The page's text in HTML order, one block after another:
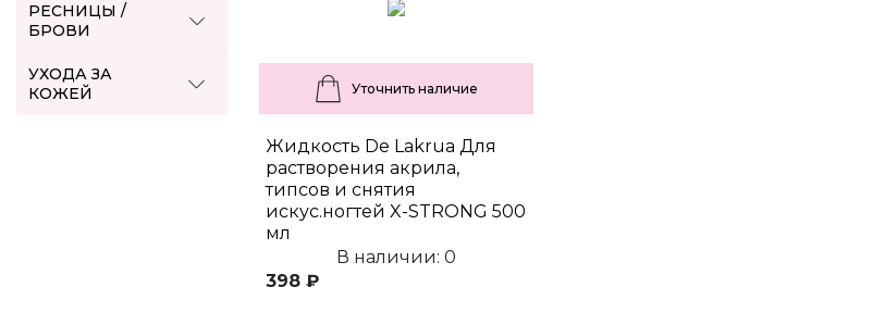
РЕСНИЦЫ /
БРОВИ
УХОДА ЗА
КОЖЕЙ
Уточнить наличие
Жидкость De Lakrua Для
растворения акрила,
типсов и снятия
искус.ногтей X-STRONG 500
мл
В наличии: 0
398 ₽